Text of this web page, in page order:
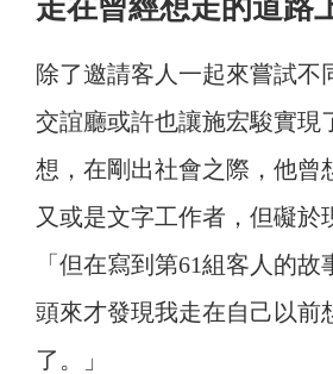
除了邀請客人一起來嘗試不
交誼廳或許也讓施宏駿實現
想，在剛出社會之際，他曾
又或是文字工作者，但礙於
「但在寫到第61組客人的
頭來才發現我走在自己以前
了。」